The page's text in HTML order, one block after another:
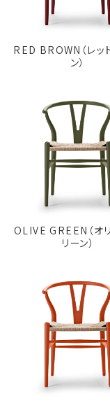
RED BROWN（レッ
ン）
OLIVE GREEN（オ
リーン）